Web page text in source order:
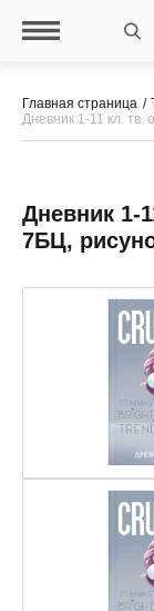
Главная страница
Дневник 1-11 кл.
Дневник 1-
7БЦ,